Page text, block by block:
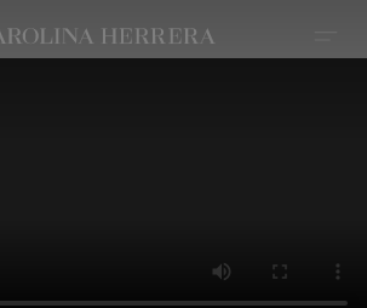
بيان إمكانية الوصول (الرابط)